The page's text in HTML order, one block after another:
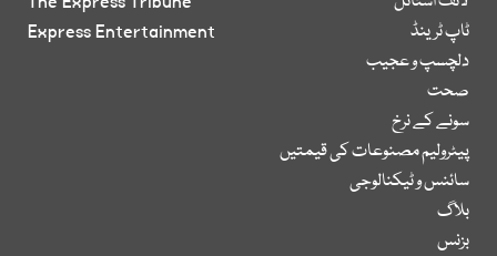
ٹاپ ٹرینڈ
دلچسپ و عجیب
صحت
سونے کے نرخ
پیٹرولیم مصنوعات کی قیمتیں
سائنس و ٹیکنالوجی
بلاگ
بزنس
Express Entertainment